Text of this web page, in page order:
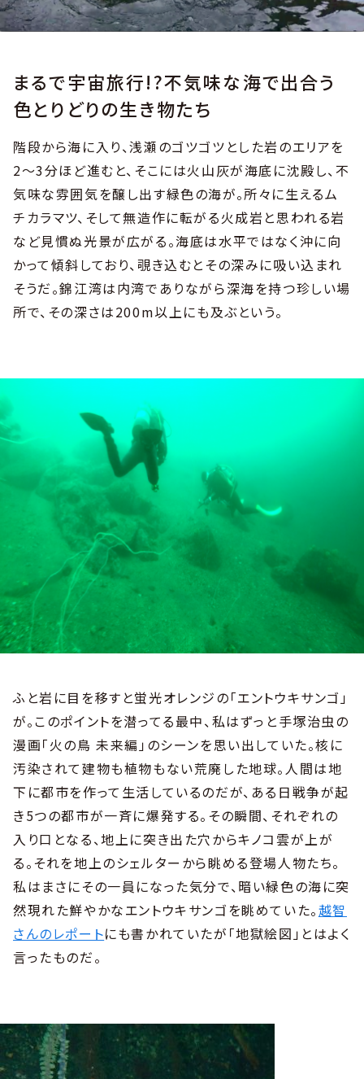
まるで宇宙旅行!?不気味な海で出合う
色とりどりの生き物たち
階段から海に入り、浅瀬のゴツゴツとした岩のエリアを
2〜3分ほど進むと、そこには火山灰が海底に沈殿し、不
気味な雰囲気を醸し出す緑色の海が。所々に生えるム
チカラマツ、そして無造作に転がる火成岩と思われる岩
など見慣ぬ光景が広がる。海底は水平ではなく沖に向
かって傾斜しており、覗き込むとその深みに吸い込まれ
そうだ。錦江湾は内湾でありながら深海を持つ珍しい場
所で、その深さは200m以上にも及ぶという。
ふと岩に目を移すと蛍光オレンジの「エントウキサンゴ」
が。このポイントを潜ってる最中、私はずっと手塚治虫の
漫画「火の鳥 未来編」のシーンを思い出していた。核に
汚染されて建物も植物もない荒廃した地球。人間は地
下に都市を作って生活しているのだが、ある日戦争が起
き5つの都市が一斉に爆発する。その瞬間、それぞれの
入り口となる、地上に突き出た穴からキノコ雲が上が
る。それを地上のシェルターから眺める登場人物たち。
私はまさにその一員になった気分で、暗い緑色の海に突
然現れた鮮やかなエントウキサンゴを眺めていた。越智
さんのレポートにも書かれていたが「地獄絵図」とはよく
言ったものだ。